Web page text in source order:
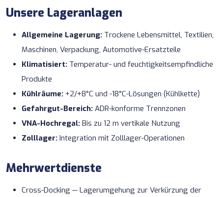
Unsere Lageranlagen
Allgemeine Lagerung: Trockene Lebensmittel, Textilien,
Maschinen, Verpackung, Automotive-Ersatzteile
Klimatisiert: Temperatur- und feuchtigkeitsempfindliche
Produkte
Kühlräume: +2/+8°C und -18°C-Lösungen (Kühlkette)
Gefahrgut-Bereich: ADR-konforme Trennzonen
VNA-Hochregal: Bis zu 12 m vertikale Nutzung
Zolllager: Integration mit Zolllager-Operationen
Mehrwertdienste
Cross-Docking — Lagerumgehung zur Verkürzung der